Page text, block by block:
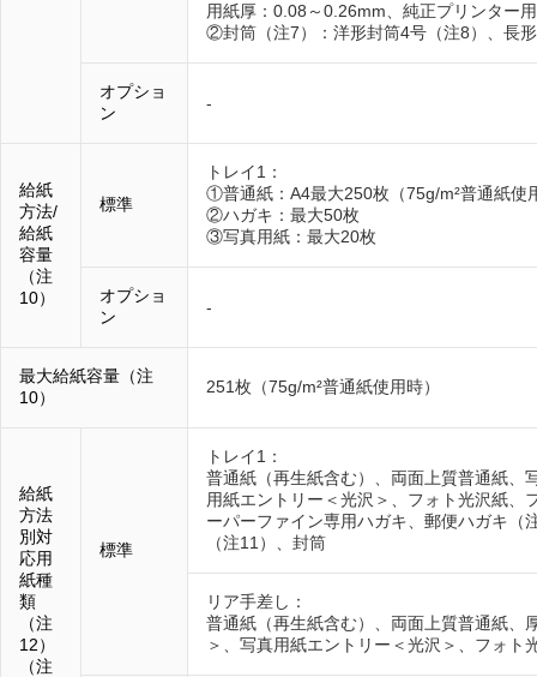
用紙厚：0.08～0.26mm、純正プリンター
②封筒（注7）：洋形封筒4号（注8）、長
オプショ
ン
-
給紙
方法/
給紙
容量
（注
10）
標準
トレイ1：
①普通紙：A4最大250枚（75g/m²普通紙使
②ハガキ：最大50枚
③写真用紙：最大20枚
オプショ
ン
-
最大給紙容量（注
10）
251枚（75g/m²普通紙使用時）
給紙
方法
別対
応用
紙種
類
（注
12）
（注
標準
トレイ1：
普通紙（再生紙含む）、両面上質普通紙、
用紙エントリー＜光沢＞、フォト光沢紙
ーパーファイン専用ハガキ、郵便ハガキ（
（注11）、封筒
リア手差し：
普通紙（再生紙含む）、両面上質普通紙、
＞、写真用紙エントリー＜光沢＞、フォト